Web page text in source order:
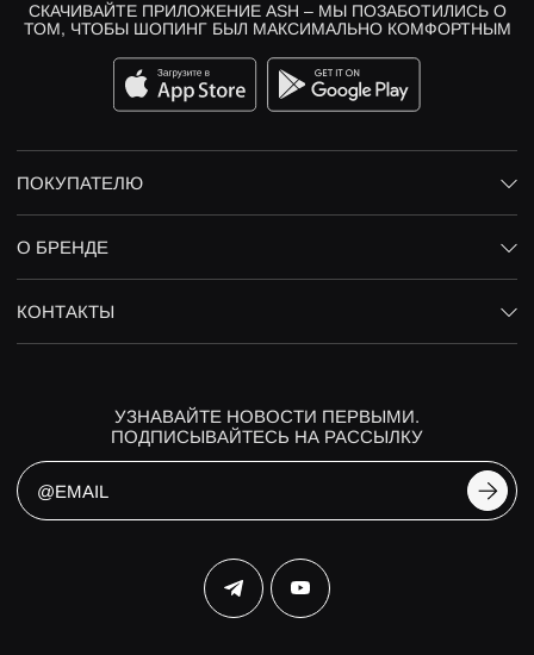
СКАЧИВАЙТЕ ПРИЛОЖЕНИЕ ASH – МЫ ПОЗАБОТИЛИСЬ О
ТОМ, ЧТОБЫ ШОПИНГ БЫЛ МАКСИМАЛЬНО КОМФОРТНЫМ
ПОКУПАТЕЛЮ
О БРЕНДЕ
КОНТАКТЫ
УЗНАВАЙТЕ НОВОСТИ ПЕРВЫМИ.
ПОДПИСЫВАЙТЕСЬ НА РАССЫЛКУ